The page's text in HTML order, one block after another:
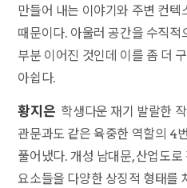
만들어 내는 이야기와 주변 컨텍
때문이다. 아울러 공간을 수직적
부분 이어진 것인데 이를 좀 더
아쉽다.
황지은 학생다운 재기 발랄한
관문과도 같은 육중한 역할의 4
풀어냈다. 개성 남대문, 산업도
요소들을 다양한 상징적 형태를